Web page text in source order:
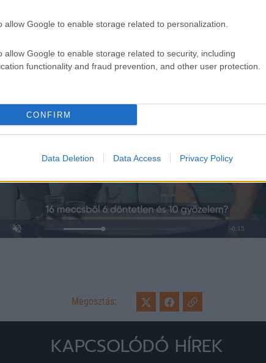
allow Google to enable storage related to personalization.
allow Google to enable storage related to security, including
functionality and fraud prevention, and other user protection.
CONFIRM
Data Deletion Data Access Privacy Policy
Unmute Loaded:
0%
Megosztás:
KAPCSOLÓDÓ HÍREK